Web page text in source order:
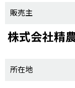
販売主
株式会社精
所在地